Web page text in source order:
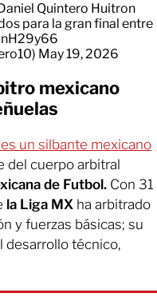
Quintero Huitron
para la gran final entre
May 19, 2026
mexicano
es un silbante mexicano
del cuerpo arbitral
de Futbol. Con 31
la Liga MX ha arbitrado
y fuerzas básicas; su
desarrollo técnico,